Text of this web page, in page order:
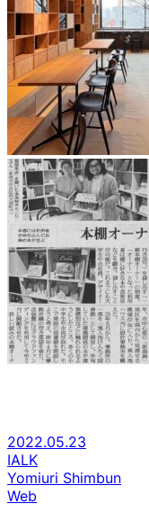
2022.05.23
IALK
Yomiuri Shimbun
Web